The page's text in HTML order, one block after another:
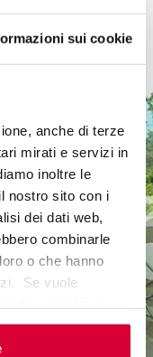
sui cookie
anche di terze
mirati e servizi in
inoltre le
nostro sito con i
dei dati web,
combinarle
o che hanno
Se vuole
espresso
Se non vuole i